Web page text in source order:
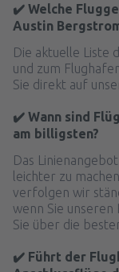
✔️ Welche
Austin
Die aktuelle Liste
und zum
Sie direkt auf
✔️ Wann sind
am billigsten?
Das
leichter zu
verfolgen wir
wenn Sie
Sie über die
✔️ Führt der